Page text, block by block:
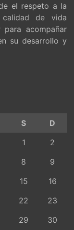
el respeto a la
calidad de vida
acompañar
su desarrollo y
S
D
1
2
8
9
15
16
22
23
29 30